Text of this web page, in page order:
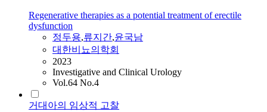
Regenerative therapies as a potential treatment of erectile
dysfunction
정두용,류지간,윤국남
대한비뇨의학회
2023
Investigative and Clinical Urology
Vol.64 No.4
거대아의 임상적 고찰